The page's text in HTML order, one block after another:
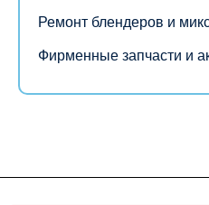
Ремонт блендеров и
Фирменные запчасти и